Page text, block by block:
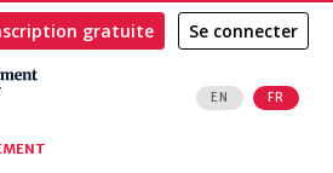
EN FR
gratuite Se connecter